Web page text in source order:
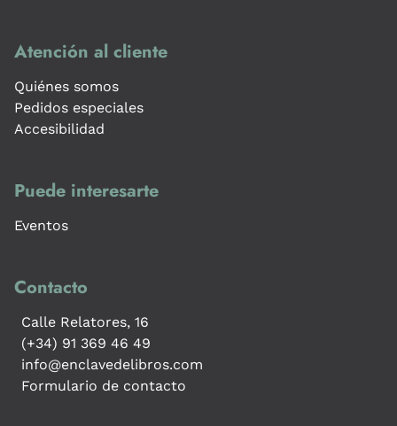
Atención al cliente
Quiénes somos
Pedidos especiales
Accesibilidad
Puede interesarte
Eventos
Contacto
Calle Relatores, 16
(+34) 91 369 46 49
info@enclavedelibros.com
Formulario de contacto